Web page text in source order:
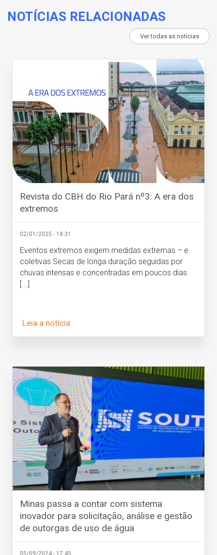
NOTÍCIAS RELACIONADAS
Ver todas as notícias
Revista do CBH do Rio Pará nº3: A era dos
extremos
02/01/2025 - 18:31
Eventos extremos exigem medidas extremas – e
coletivas Secas de longa duração seguidas por
chuvas intensas e concentradas em poucos dias.
[...]
Leia a notícia
Minas passa a contar com sistema
inovador para solicitação, análise e gestão
de outorgas de uso de água